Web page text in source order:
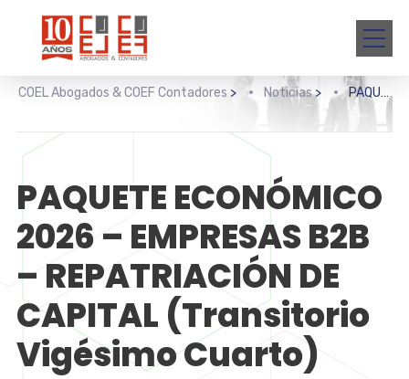
COEL Abogados & COEF Contadores > Noticias> PAQUETE ECONÓMICO 2026 – EMPRESAS B2B – REPATRIACIÓN DE CAPITAL (Transitorio Vigésimo Cuarto)
PAQUETE ECONÓMICO
2026 – EMPRESAS B2B
– REPATRIACIÓN DE
CAPITAL (Transitorio
Vigésimo Cuarto)